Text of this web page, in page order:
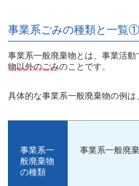
事業系ごみの種類と一覧
事業系一般廃棄物とは、事業活
物以外のごみのことです。
具体的な事業系一般廃棄物の例は
事業系一
般廃棄物
の種類
事業系一般廃